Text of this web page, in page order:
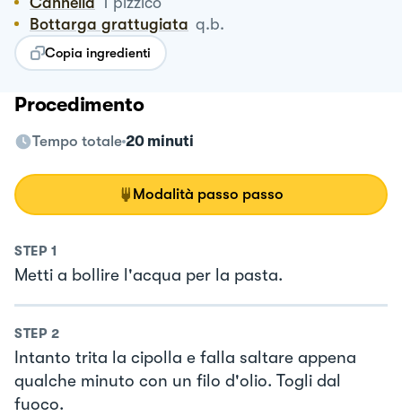
Bottarga grattugiata q.b.
Copia ingredienti
Procedimento
Tempo totale 20 minuti
Modalità passo passo
STEP 1
Metti a bollire l'acqua per la pasta.
STEP 2
Intanto trita la cipolla e falla saltare appena
qualche minuto con un filo d'olio. Togli dal
fuoco.